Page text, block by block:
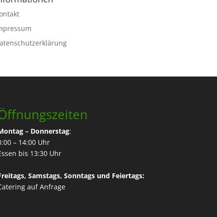
– Donnerstag:
– 14:00 Uhr
bis 13:30 Uhr
Samstags, Sonntags und Feiertags:
auf Anfrage